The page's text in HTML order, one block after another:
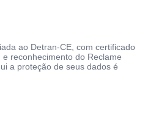
ao Detran-CE, com certificado
reconhecimento do Reclame
a proteção de seus dados é